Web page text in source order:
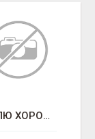
КУПЛЮ ХОРОШУЮ КВАРТИРУ